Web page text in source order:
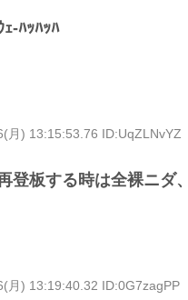
-ﾊｯﾊｯﾊ
月) 13:15:53.76 ID:UqZLNvYZ
登板する時は全裸ニダ
月) 13:19:40.32 ID:0G7zagPP